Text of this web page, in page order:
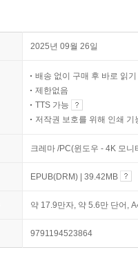
2025년 09월 26일
배송 없이 구매 후 바로 읽기
제한없음
TTS 가능
저작권 보호를 위해 인쇄 기
크레마 /PC(윈도우 - 4K 모
EPUB(DRM) | 39.42MB
약 17.9만자, 약 5.6만 단어,
9791194523864